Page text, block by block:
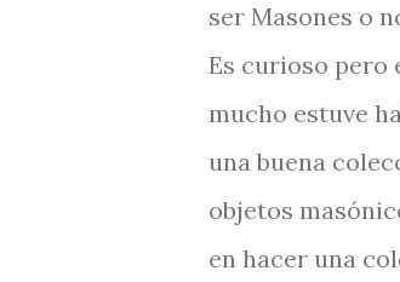
ser Masones o
Es curioso pero
mucho estuve
una buena
objetos
en hacer una